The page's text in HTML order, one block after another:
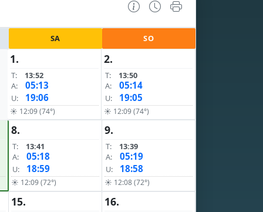
SA SO
1.
T:
13:52
A:
05:13
U: 19:06
☀ 12:09 (74°)
2.
T:
13:50
A:
05:14
U: 19:05
☀ 12:09 (74°)
8.
T:
13:41
A:
05:18
U: 18:59
☀ 12:09 (72°)
9.
T:
13:39
A:
05:19
U: 18:58
☀ 12:08 (72°)
15. 16.